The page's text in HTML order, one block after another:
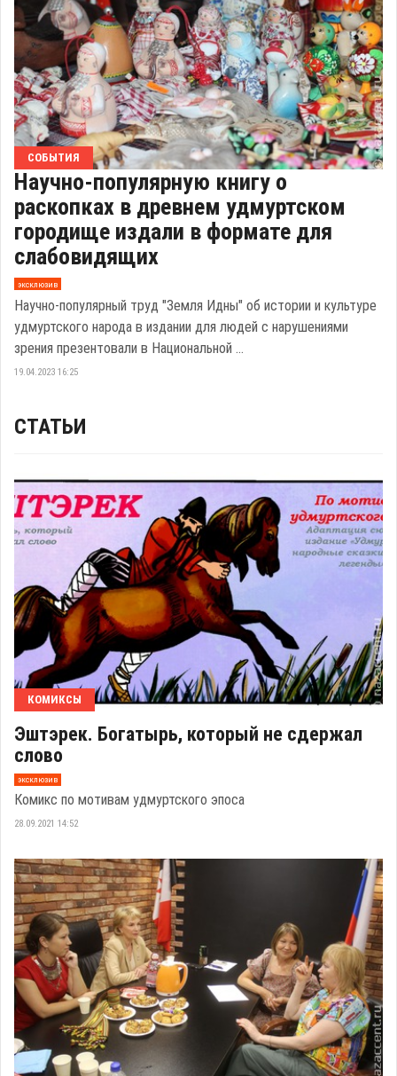
СОБЫТИЯ
Научно-популярную книгу о
раскопках в древнем удмуртском
городище издали в формате для
слабовидящих
эксклюзив
Научно-популярный труд "Земля Идны" об истории и культуре
удмуртского народа в издании для людей с нарушениями
зрения презентовали в Национальной ...
19.04.2023 16:25
СТАТЬИ
КОМИКСЫ
Эштэрек. Богатырь, который не сдержал
слово
эксклюзив
Комикс по мотивам удмуртского эпоса
28.09.2021 14:52